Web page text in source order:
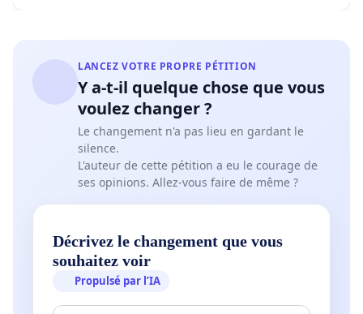
LANCEZ VOTRE PROPRE PÉTITION
Y a-t-il quelque chose que vous
voulez changer ?
Le changement n'a pas lieu en gardant le
silence.
L'auteur de cette pétition a eu le courage de
ses opinions. Allez-vous faire de même ?
Décrivez le changement que vous
souhaitez voir
Propulsé par l’IA